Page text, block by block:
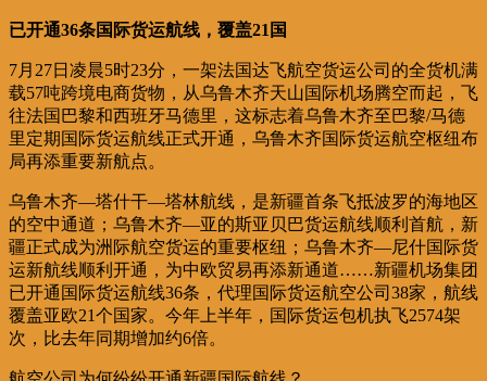
已开通36条国际货运航线，覆盖21国
7月27日凌晨5时23分，一架法国达飞航空货运公司的全货机满
载57吨跨境电商货物，从乌鲁木齐天山国际机场腾空而起，飞
往法国巴黎和西班牙马德里，这标志着乌鲁木齐至巴黎/马德
里定期国际货运航线正式开通，乌鲁木齐国际货运航空枢纽布
局再添重要新航点。
乌鲁木齐—塔什干—塔林航线，是新疆首条飞抵波罗的海地区
的空中通道；乌鲁木齐—亚的斯亚贝巴货运航线顺利首航，新
疆正式成为洲际航空货运的重要枢纽；乌鲁木齐—尼什国际货
运新航线顺利开通，为中欧贸易再添新通道……新疆机场集团
已开通国际货运航线36条，代理国际货运航空公司38家，航线
覆盖亚欧21个国家。今年上半年，国际货运包机执飞2574架
次，比去年同期增加约6倍。